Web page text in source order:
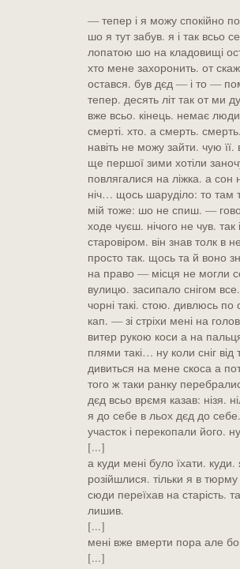
— тепер і я можу спокійно
шо я тут забув. я і так всьо
лопатою шо на кладовищі
хто мене захоронить. от
остався. був дєд — і то —
тепер. десять літ так от ми
вже всьо. кінець. немає
смерті. хто. а смерть.
навіть не можу зайти. чую
ще першої зими хотіли
повлягалися на ліжка. а сон
ніч… щось шаруділо: то там
мій тоже: шо не спиш. —
ходе чуєш. нічого не чув. так
старовіром. він знав толк в
просто так. щось та й воно
на право — місця не могли
вулицю. засипало снігом все.
чорні такі. стою. дивлюсь по
кап. — зі стріхи мені на
витер рукою коси а на
плями такі… ну коли сніг від
дивиться на мене скоса а
того ж таки ранку
дєд всьо врємя казав: нізя.
я до себе в льох дєд до
участок і перекопали його.
[...]
а куди мені було їхати.
розійшлися. тільки я в
сюди переїхав на старість.
лишив.
[...]
мені вже вмерти пора але
[...]